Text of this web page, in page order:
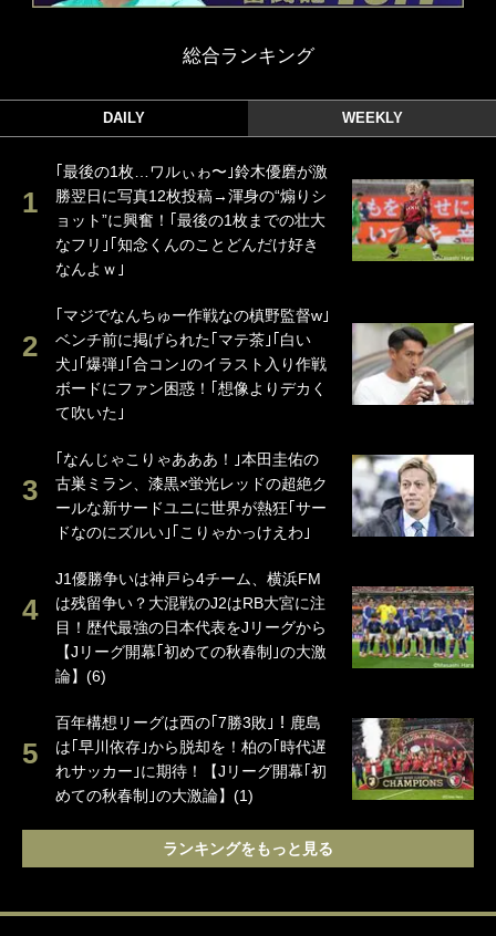
総合ランキング
DAILY WEEKLY
｢最後の1枚…ワルぃゎ〜｣鈴木優磨が激
勝翌日に写真12枚投稿→渾身の“煽りシ
ョット”に興奮！｢最後の1枚までの壮大
なフリ｣｢知念くんのことどんだけ好き
なんよｗ｣
｢マジでなんちゅー作戦なの槙野監督w｣
ベンチ前に掲げられた｢マテ茶｣｢白い
犬｣｢爆弾｣｢合コン｣のイラスト入り作戦
ボードにファン困惑！｢想像よりデカく
て吹いた｣
｢なんじゃこりゃあああ！｣本田圭佑の
古巣ミラン、漆黒×蛍光レッドの超絶ク
ールな新サードユニに世界が熱狂｢サー
ドなのにズルい｣｢こりゃかっけえわ｣
J1優勝争いは神戸ら4チーム、横浜FM
は残留争い？大混戦のJ2はRB大宮に注
目！歴代最強の日本代表をJリーグから
【Jリーグ開幕｢初めての秋春制｣の大激
論】(6)
百年構想リーグは西の｢7勝3敗｣！鹿島
は｢早川依存｣から脱却を！柏の｢時代遅
れサッカー｣に期待！【Jリーグ開幕｢初
めての秋春制｣の大激論】(1)
ランキングをもっと見る